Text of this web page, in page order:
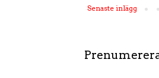
Senaste inlägg